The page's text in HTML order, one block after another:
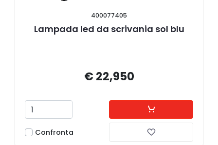
400077405
Lampada led da scrivania sol blu
€ 22,950
Confronta